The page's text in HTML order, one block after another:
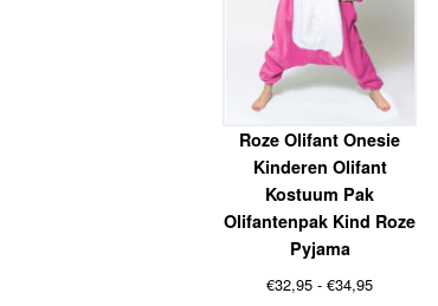
Roze Olifant Onesie
Kinderen Olifant
Kostuum Pak
Olifantenpak Kind Roze
Pyjama
€32,95 - €34,95Prijsklasse: